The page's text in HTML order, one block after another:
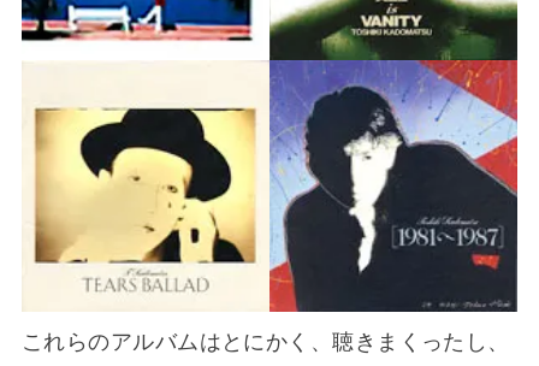
これらのアルバムはとにかく、聴きまくったし、